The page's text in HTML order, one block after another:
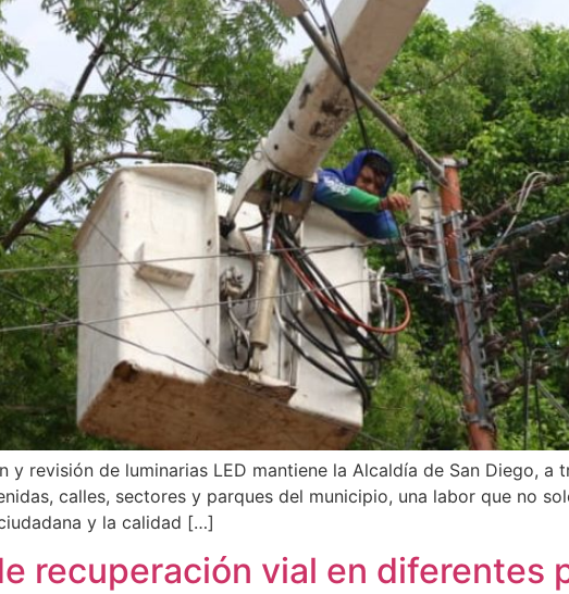
revisión de luminarias LED mantiene la Alcaldía de San Diego, a
calles, sectores y parques del municipio, una labor que no
y la calidad […]
recuperación vial en diferentes